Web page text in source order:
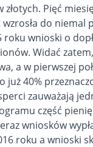
złotych. Pięć
do niemal
roku wnioski o
Widać
a w pierwszej
już 40%
zauważają
część
wniosków
roku a wnioski